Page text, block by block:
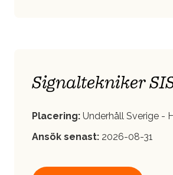
Signaltekniker
Placering: Underhåll Sverige -
Ansök senast: 2026-08-31